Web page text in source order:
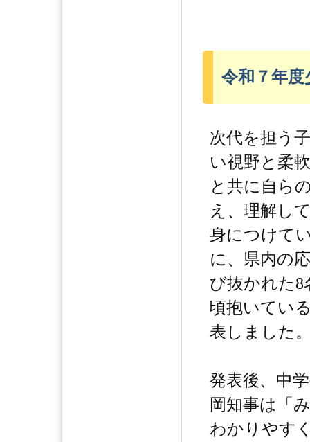
令和７年
次代を担う
い視野と柔
と共に自ら
え、理解し
身につけて
に、県内の
び抜かれた8
頃抱いてい
表しました
発表後、中
岡知事は「
わかりやす